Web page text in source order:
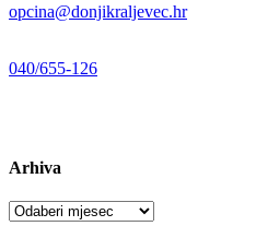
opcina@donjikraljevec.hr
040/655-126
Arhiva
Arhiva